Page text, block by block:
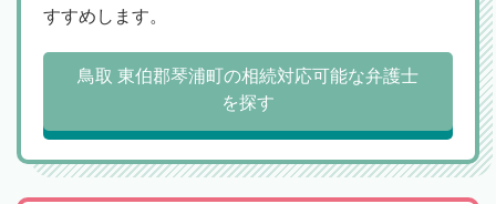
すすめします。
鳥取 東伯郡琴浦町の相続対応可能な弁護士
を探す